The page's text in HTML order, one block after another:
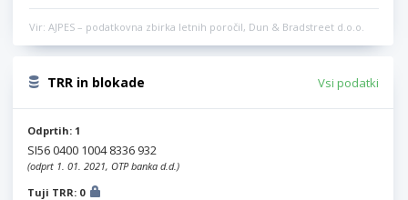
Vir: AJPES – podatkovna zbirka letnih poročil, Dun & Bradstreet d.o.o.
TRR in blokade Vsi podatki
Odprtih: 1
SI56 0400 1004 8336 932
(odprt 1. 01. 2021, OTP banka d.d.)
Tuji TRR: 0